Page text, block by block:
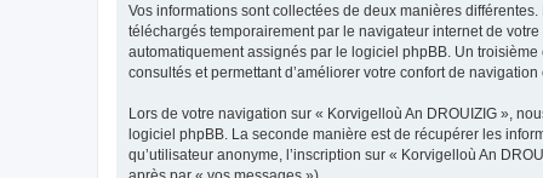
Vos informations sont collectées de deux manières
téléchargés temporairement par le navigateur internet de
automatiquement assignés par le logiciel phpBB. Un
consultés et permettant d’améliorer votre confort de navigation
Lors de votre navigation sur « Korvigelloù An DROUIZIG »,
logiciel phpBB. La seconde manière est de récupérer les
qu’utilisateur anonyme, l’inscription sur « Korvigelloù An